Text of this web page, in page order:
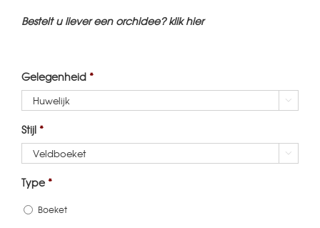
Bestelt u liever een orchidee? klik hier
Gelegenheid *

Stijl *

Type *
Boeket